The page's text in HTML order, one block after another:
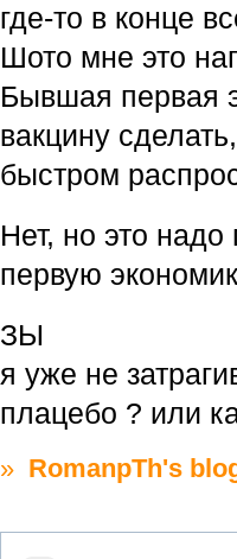
где-то в конце
Шото мне это
Бывшая первая
вакцину
быстром
Нет, но это надо
первую
ЗЫ
я уже не
плацебо ? или
» RomanpTh's